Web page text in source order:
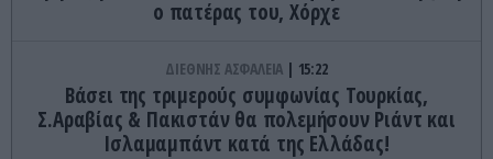
ο πατέρας του, Χόρχε
ΔΙΕΘΝΗΣ ΑΣΦΑΛΕΙΑ 15:22
Βάσει της τριμερούς συμφωνίας Τουρκίας,
Σ.Αραβίας & Πακιστάν θα πολεμήσουν Ριάντ και
Ισλαμαμπάντ κατά της Ελλάδας!